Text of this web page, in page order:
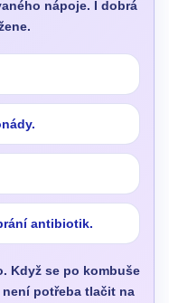
nápoje. I dobrá
antibiotik.
Když se po kombuše
potřeba tlačit na